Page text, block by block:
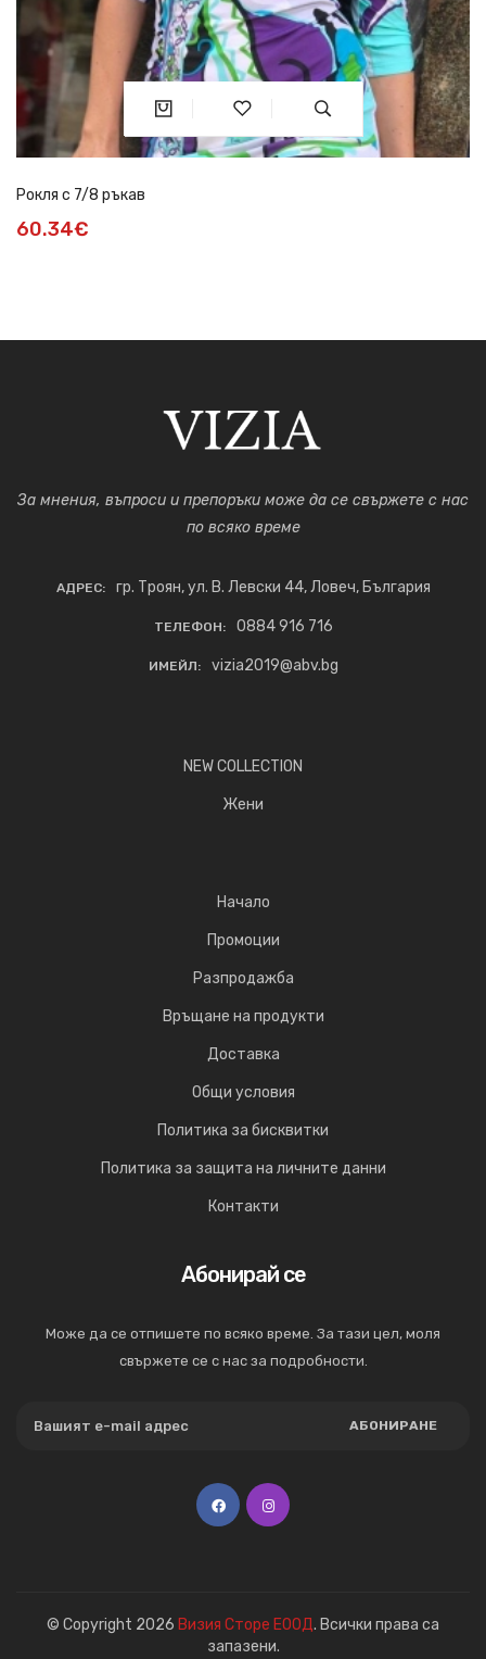
Рокля с 7/8 ръкав
60.34€
За мнения, въпроси и препоръки може да се свържете с нас
по всяко време
АДРЕС: гр. Троян, ул. В. Левски 44, Ловеч, България
ТЕЛЕФОН: 0884 916 716
ИМЕЙЛ: vizia2019@abv.bg
NEW COLLECTION
Жени
Начало
Промоции
Разпродажба
Връщане на продукти
Доставка
Общи условия
Политика за бисквитки
Политика за защита на личните данни
Контакти
Абонирай се
Може да се отпишете по всяко време. За тази цел, моля
свържете се с нас за подробности.
АБОНИРАНЕ
© Copyright 2026 Визия Сторе ЕООД. Всички права са
запазени.